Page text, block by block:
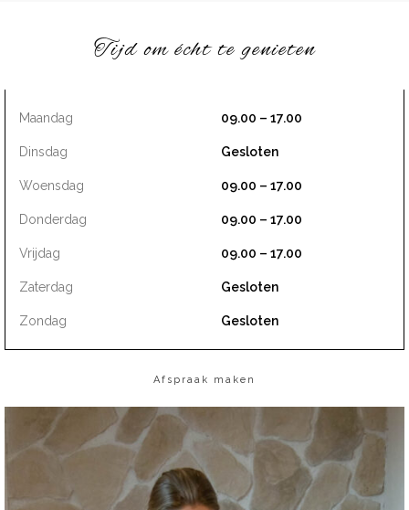
Tijd om écht te genieten
Maandag 09.00 – 17.00
Dinsdag Gesloten
Woensdag 09.00 – 17.00
Donderdag 09.00 – 17.00
Vrijdag 09.00 – 17.00
Zaterdag Gesloten
Zondag Gesloten
Afspraak maken